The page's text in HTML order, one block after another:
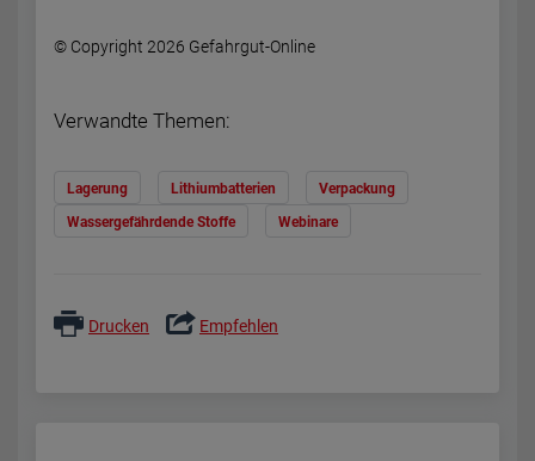
© Copyright 2026 Gefahrgut-Online
Verwandte Themen:
Lagerung Lithiumbatterien
Verpackung
Wassergefährdende Stoffe
Webinare
Drucken Empfehlen